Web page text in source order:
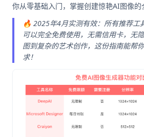
你从零基础入门，掌握创建惊艳AI图像的
🔥 2025年4月实测有效：所有推荐工
可以完全免费使用，无需信用卡，无
图到复杂的艺术创作，这份指南能帮
求！